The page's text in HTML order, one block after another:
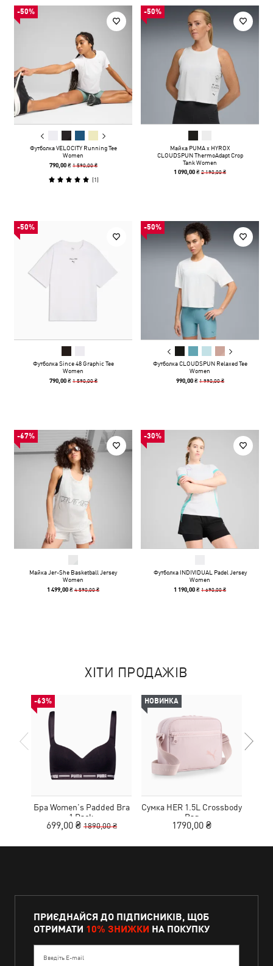
-50%
Футболка VELOCITY Running Tee
Women
790,00 ₴ 1 590,00 ₴
(1)
-50%
Майка PUMA x HYROX
CLOUDSPUN ThermoAdapt Crop
Tank Women
1 090,00 ₴2 190,00 ₴
-50%
Футболка Since 48 Graphic Tee
Women
790,00 ₴ 1 590,00 ₴
-50%
Футболка CLOUDSPUN Relaxed Tee
Women
990,00 ₴ 1 990,00 ₴
-67%
Майка Jer-She Basketball Jersey
Women
1 499,00 ₴4 590,00 ₴
-30%
Футболка INDIVIDUAL Padel Jersey
Women
1 190,00 ₴1 690,00 ₴
ХІТИ ПРОДАЖІВ
-63%
Бра Women's Padded Bra
1 Pack
699,00 ₴ 1890,00 ₴
НОВИНКА
Сумка HER 1.5L Crossbody
Bag
1790,00 ₴
ПРИЄДНАЙСЯ ДО ПІДПИСНИКІВ, ЩОБ
ОТРИМАТИ 10% ЗНИЖКИ НА ПОКУПКУ
Введіть E-mail